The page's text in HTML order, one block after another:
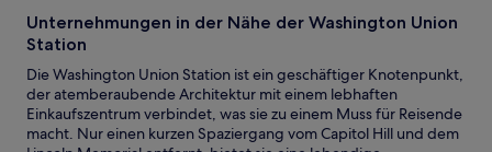
e
F
s
t
e
r
Unternehmungen in der Nähe der Washington Union
Station
Die Washington Union Station ist ein geschäftiger Knotenpunkt,
der atemberaubende Architektur mit einem lebhaften
Einkaufszentrum verbindet, was sie zu einem Muss für Reisende
macht. Nur einen kurzen Spaziergang vom Capitol Hill und dem